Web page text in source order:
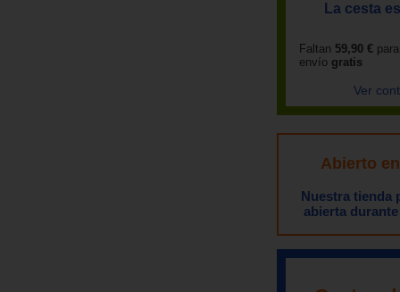
La cesta
Faltan 59,90 €
envío gratis
Ver
Abierto
Nuestra tienda
abierta